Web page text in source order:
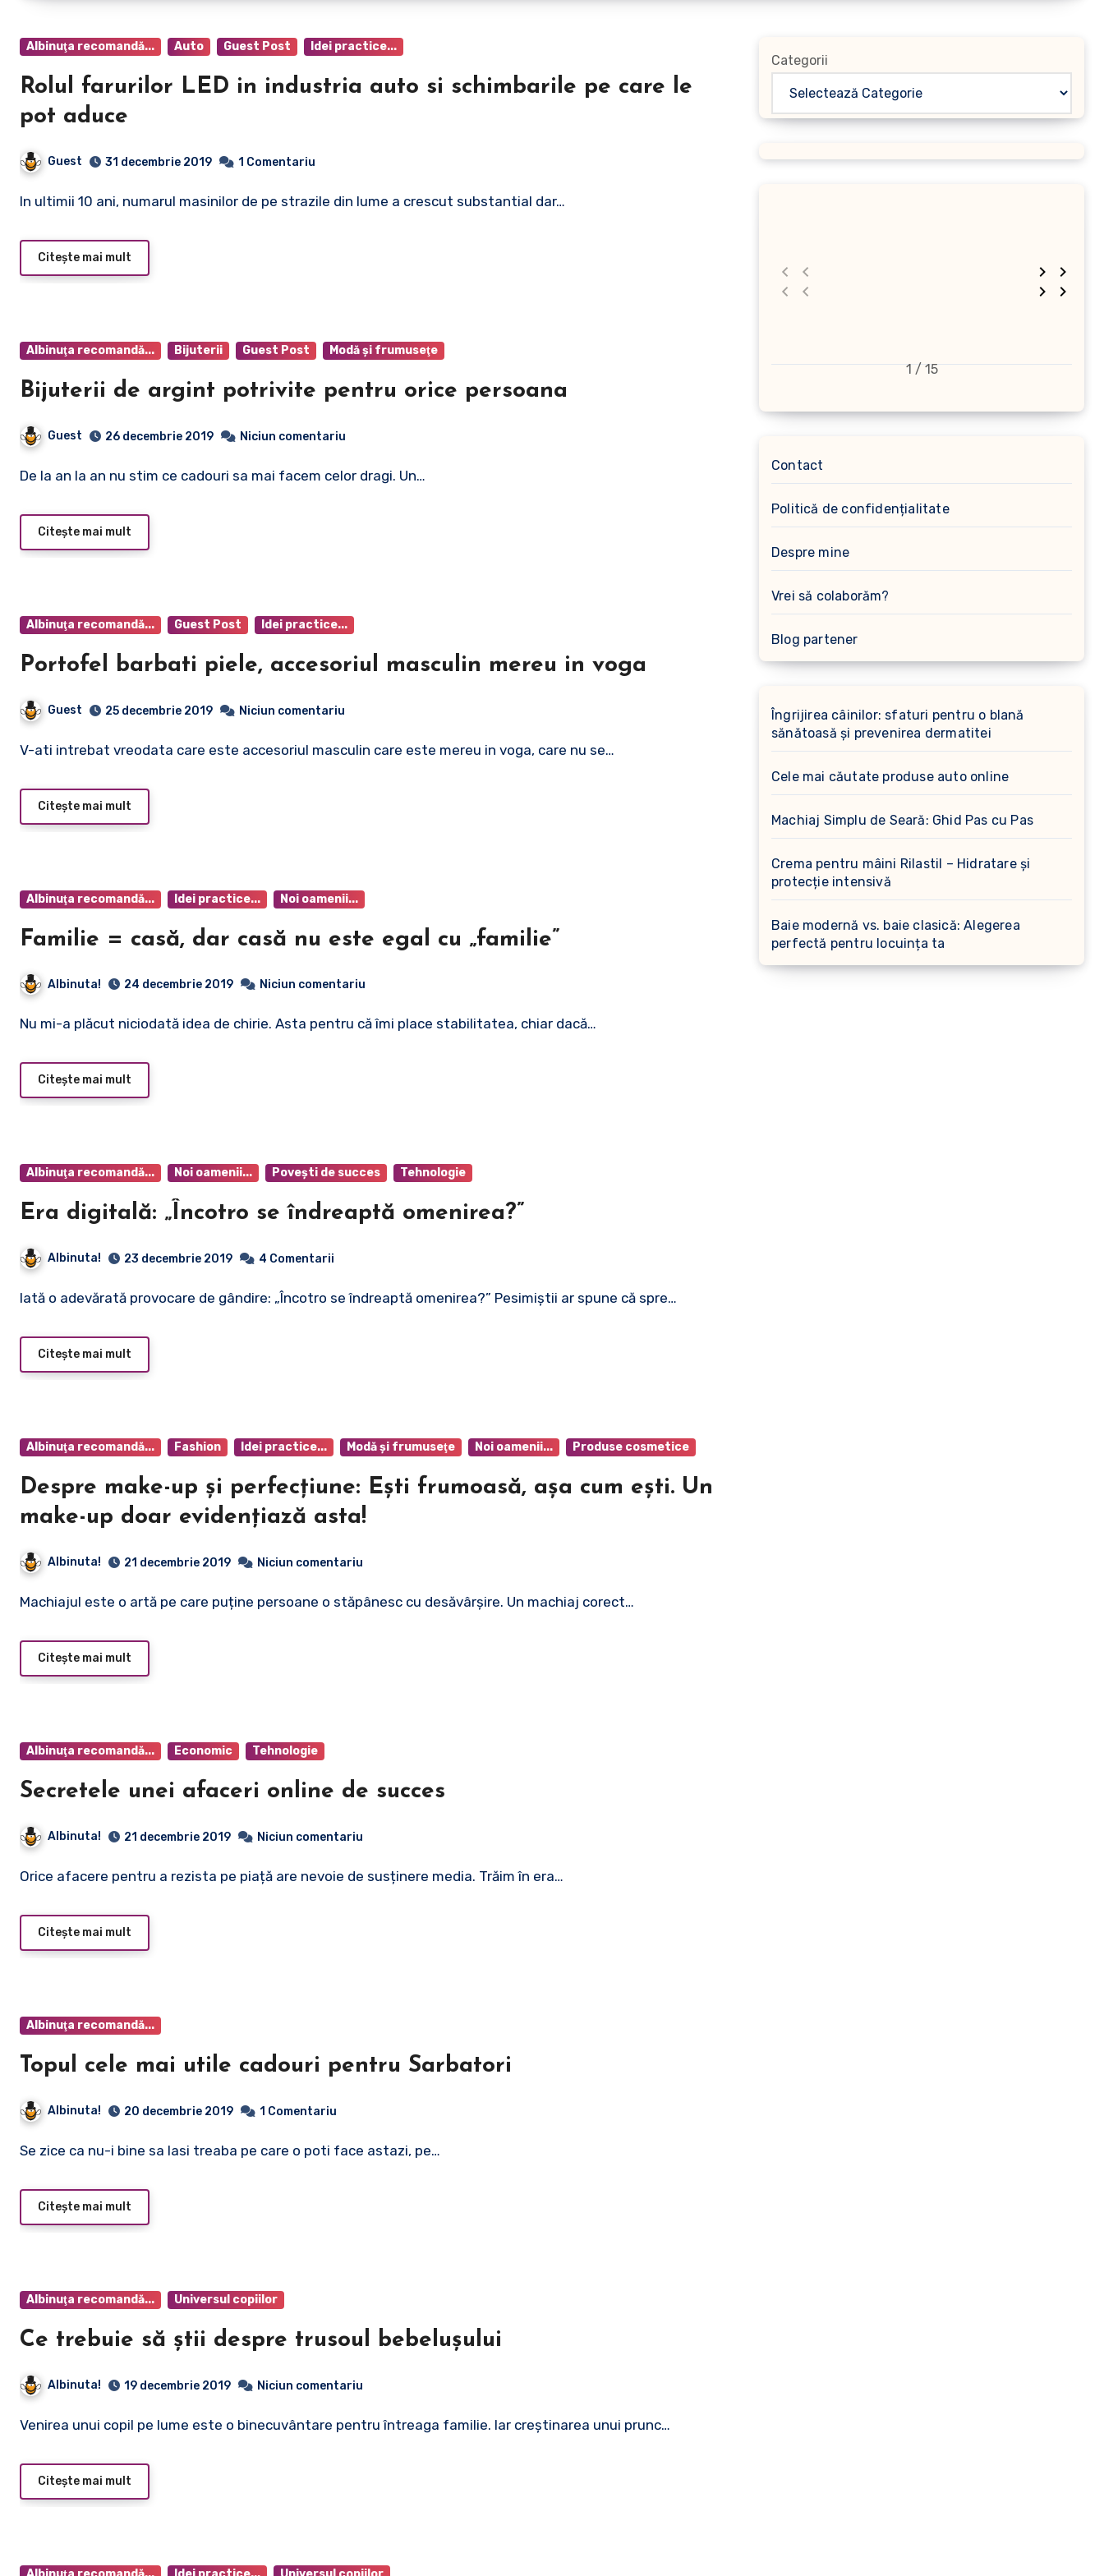
Albinuţa recomandă... Auto Guest Post Idei practice...
Rolul farurilor LED in industria auto si schimbarile pe care le
pot aduce
Guest 31 decembrie 2019 1 Comentariu
In ultimii 10 ani, numarul masinilor de pe strazile din lume a crescut substantial dar…
Citește mai mult
Albinuţa recomandă... Bijuterii Guest Post Modă şi frumuseţe
Bijuterii de argint potrivite pentru orice persoana
Guest 26 decembrie 2019 Niciun comentariu
De la an la an nu stim ce cadouri sa mai facem celor dragi. Un…
Citește mai mult
Albinuţa recomandă... Guest Post Idei practice...
Portofel barbati piele, accesoriul masculin mereu in voga
Guest 25 decembrie 2019 Niciun comentariu
V-ati intrebat vreodata care este accesoriul masculin care este mereu in voga, care nu se…
Citește mai mult
Albinuţa recomandă... Idei practice... Noi oamenii...
Familie = casă, dar casă nu este egal cu „familie”
Albinuta! 24 decembrie 2019 Niciun comentariu
Nu mi-a plăcut niciodată idea de chirie. Asta pentru că îmi place stabilitatea, chiar dacă…
Citește mai mult
Albinuţa recomandă... Noi oamenii... Poveşti de succes Tehnologie
Era digitală: „Încotro se îndreaptă omenirea?”
Albinuta! 23 decembrie 2019 4 Comentarii
Iată o adevărată provocare de gândire: „Încotro se îndreaptă omenirea?” Pesimiștii ar spune că spre…
Citește mai mult
Albinuţa recomandă... Fashion Idei practice... Modă şi frumuseţe Noi oamenii... Produse cosmetice
Despre make-up și perfecțiune: Ești frumoasă, așa cum ești. Un
make-up doar evidențiază asta!
Albinuta! 21 decembrie 2019 Niciun comentariu
Machiajul este o artă pe care puține persoane o stăpânesc cu desăvârșire. Un machiaj corect…
Citește mai mult
Albinuţa recomandă... Economic Tehnologie
Secretele unei afaceri online de succes
Albinuta! 21 decembrie 2019 Niciun comentariu
Orice afacere pentru a rezista pe piață are nevoie de susținere media. Trăim în era…
Citește mai mult
Albinuţa recomandă...
Topul cele mai utile cadouri pentru Sarbatori
Albinuta! 20 decembrie 2019 1 Comentariu
Se zice ca nu-i bine sa lasi treaba pe care o poti face astazi, pe…
Citește mai mult
Albinuţa recomandă... Universul copiilor
Ce trebuie să știi despre trusoul bebelușului
Albinuta! 19 decembrie 2019 Niciun comentariu
Venirea unui copil pe lume este o binecuvântare pentru întreaga familie. Iar creștinarea unui prunc…
Citește mai mult
Categorii
1 / 15
Contact
Politică de confidențialitate
Despre mine
Vrei să colaborăm?
Blog partener
Îngrijirea câinilor: sfaturi pentru o blană
sănătoasă și prevenirea dermatitei
Cele mai căutate produse auto online
Machiaj Simplu de Seară: Ghid Pas cu Pas
Crema pentru mâini Rilastil – Hidratare și
protecție intensivă
Baie modernă vs. baie clasică: Alegerea
perfectă pentru locuința ta